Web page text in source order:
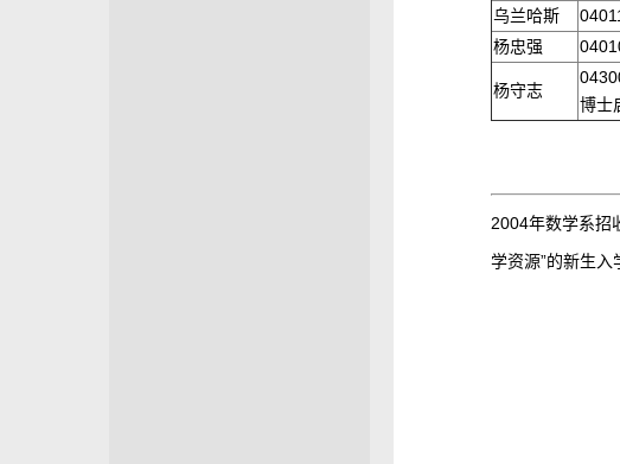
乌兰哈斯
杨忠强
杨守志
博士
2004年数学系招
学资源”的新生